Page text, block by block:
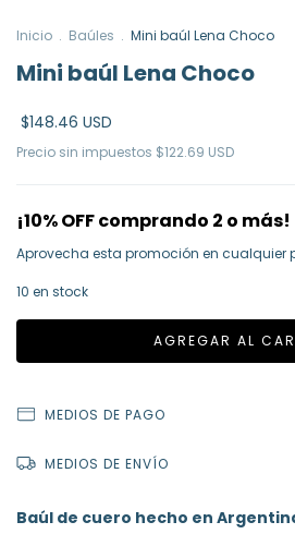
Inicio . Baúles . Mini baúl Lena Choco
Mini baúl Lena Choco
$148.46 USD
Precio sin impuestos $122.69 USD
¡10% OFF comprando 2 o más!
Aprovecha esta promoción en cualquier
10 en stock
MEDIOS DE PAGO
MEDIOS DE ENVÍO
Baúl de cuero hecho en